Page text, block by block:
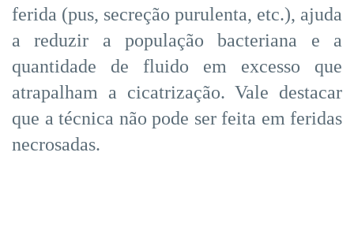
ferida (pus, secreção purulenta, etc.), ajuda
a reduzir a população bacteriana e a
quantidade de fluido em excesso que
atrapalham a cicatrização. Vale destacar
que a técnica não pode ser feita em feridas
necrosadas.